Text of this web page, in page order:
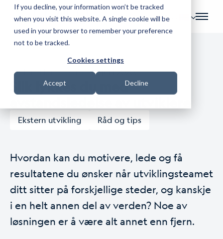
If you decline, your information won’t be tracked
when you visit this website. A single cookie will be
used in your browser to remember your preference
not to be tracked.
Cookies settings
Accept Decline
NO
AvTom Handegård| 10. juni 2020.
Slik lykkes du med
Ekstern utvikling Råd og tips
Hvordan kan du motivere, lede og få
resultatene du ønsker når utviklingsteamet
ditt sitter på forskjellige steder, og kanskje
i en helt annen del av verden? Noe av
løsningen er å være alt annet enn fjern.